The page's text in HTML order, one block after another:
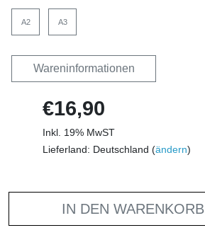
A2 A3
Wareninformationen
€16,90
Inkl. 19% MwST
Lieferland: Deutschland (ändern)
IN DEN